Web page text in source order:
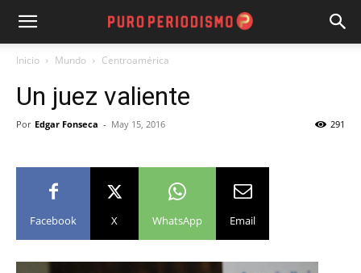
Inicio Mundo Centroamérica
Un juez valiente
Por Edgar Fonseca - May 15, 2016 291
Facebook X WhatsApp Email